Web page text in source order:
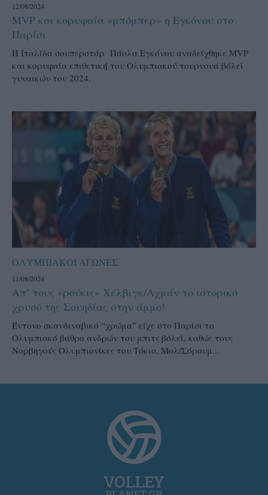
12/08/2024
ΜVP και κορυφαία «μπόμπερ» η Εγκόνου στο
Παρίσι
H Ιταλίδα σουπερστάρ Πάολα Εγκόνου αναδείχθηκε ΜVP
και κορυφαία επιθετική του Ολυμπιακού τουρνουά βόλεϊ
γυναικών του 2024.
ΟΛΥΜΠΙΑΚΟΙ ΑΓΩΝΕΣ
11/08/2024
Απ’ τους «ρούκις» Χέλβιγκ/Αχμάν το ιστορικό
χρυσό της Σουηδίας στην άμμο!
Έντονο σκανδιναβικό “χρώμα” είχε στο Παρίσι το
Ολυμπιακό βάθρο ανδρών του μπιτς βόλεϊ, καθώς τους
Νορβηγούς Ολυμπιονίκες του Τόκιο, Μολ/Σόρουμ...